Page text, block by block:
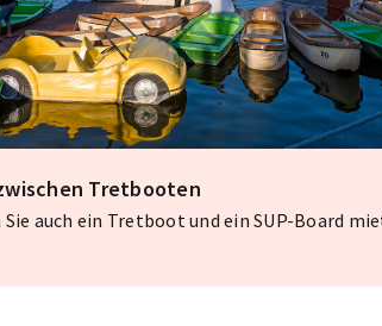
Tretbooten
auch ein Tretboot und ein SUP-Board